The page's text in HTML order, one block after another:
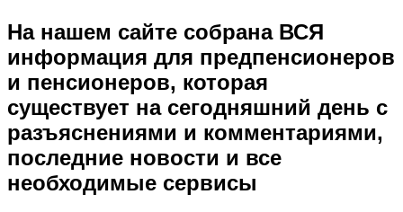
На нашем сайте собрана ВСЯ
информация для предпенсионеров
и пенсионеров, которая
существует на сегодняшний день с
разъяснениями и комментариями,
последние новости и все
необходимые сервисы